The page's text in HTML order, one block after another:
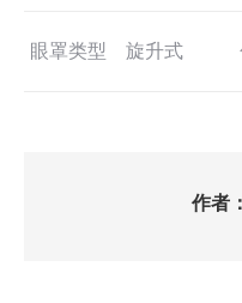
眼罩类型 旋升式
作者：